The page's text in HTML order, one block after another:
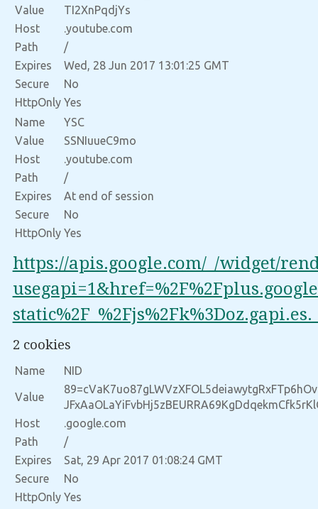
Value
TI2XnPqdjYs
Host
.youtube.com
Path
/
Expires
Wed, 28 Jun 2017 13:01:25 GMT
Secure
No
HttpOnly Yes
Name
YSC
Value
SSNIuueC9mo
Host
.youtube.com
Path
/
Expires
At end of session
Secure
No
HttpOnly Yes
https://apis.google.com/_/widget/
2 cookies
Name NID
Value
Host
.google.com
Path
/
Expires
Sat, 29 Apr 2017 01:08:24 GMT
Secure
No
HttpOnly Yes